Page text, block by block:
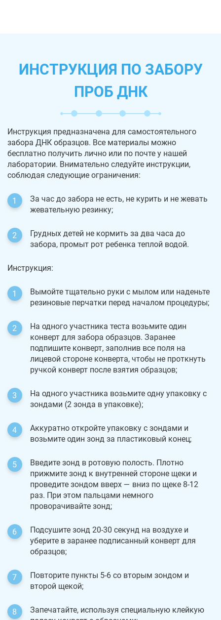
ИНСТРУКЦИЯ ПО ЗАБОРУ
ПРОБ ДНК
Инструкция предназначена для самостоятельного
забора ДНК образцов. Все материалы можно
бесплатно получить лично или по почте у нашей
лаборатории. Внимательно следуйте инструкции,
соблюдая следующие ограничения:
За час до забора не есть, не курить и не жевать
жевательную резинку;
Грудных детей не кормить за два часа до
забора, промыт рот ребенка теплой водой.
Инструкция:
Вымойте тщательно руки с мылом или наденьте
резиновые перчатки перед началом процедуры;
На одного участника теста возьмите один
конверт для забора образцов. Заранее
подпишите конверт, заполнив все поля на
лицевой стороне конверта, чтобы не проткнуть
ручкой конверт после взятия образцов;
На одного участника возьмите одну упаковку с
зондами (2 зонда в упаковке);
Аккуратно откройте упаковку с зондами и
возьмите один зонд за пластиковый конец;
Введите зонд в ротовую полость. Плотно
прижмите зонд к внутренней стороне щеки и
проведите зондом вверх — вниз по щеке 8-12
раз. При этом пальцами немного
проворачивайте зонд;
Подсушите зонд 20-30 секунд на воздухе и
уберите в заранее подписанный конверт для
образцов;
Повторите пункты 5-6 со вторым зондом и
второй щекой;
Запечатайте, используя специальную клейкую